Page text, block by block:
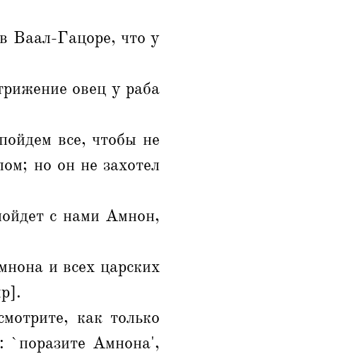
Ваал-Гацоре, что у
овец у раба
все, чтобы не
но он не захотел
с нами Амнон,
и всех царских
как только
`поразите Амнона',